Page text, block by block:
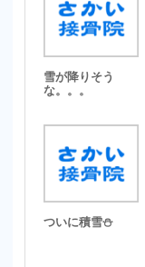
雪が降りそう
な。。。
ついに積雪⛄